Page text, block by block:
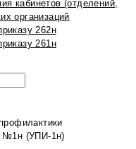
кабинетов (отделений,
организаций
262н
261н
№1н (УПИ-1н)